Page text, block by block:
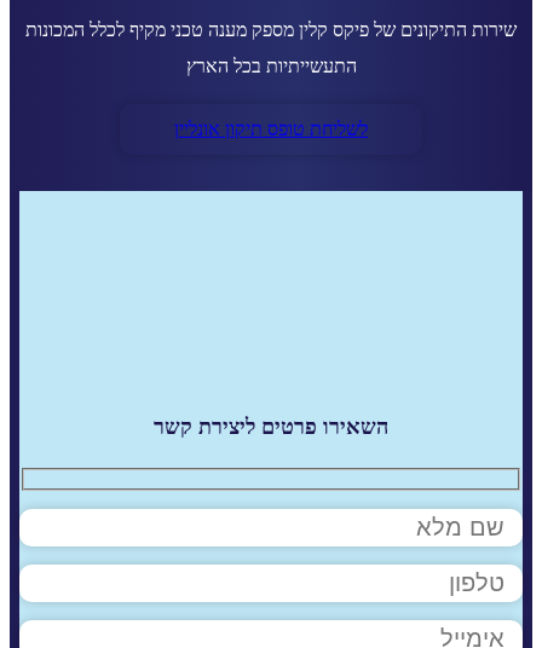
שירות התיקונים של פיקס קלין מספק מענה טכני מקיף לכלל המכונות
התעשייתיות בכל הארץ
לשליחת טופס תיקון אונליין
השאירו פרטים ליצירת קשר